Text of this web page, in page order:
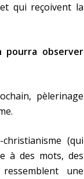
qui reçoivent la
pourra observer
pèlerinage
(qui
à des mots, des
une